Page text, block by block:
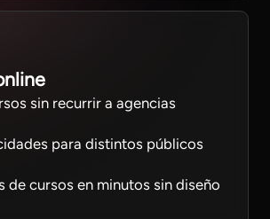
sin recurrir a agencias
para distintos públicos
de cursos en minutos sin diseño